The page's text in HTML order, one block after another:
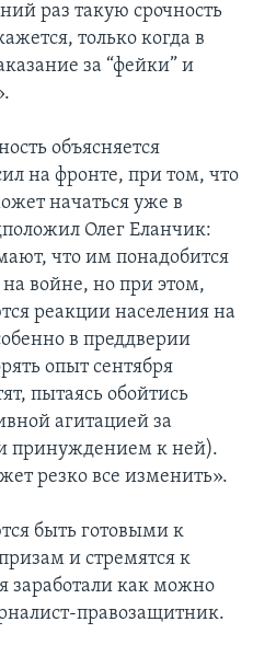
раз такую срочность
только когда в
за “фейки” и
объясняется
на фронте, при том, что
начаться уже в
Олег Еланчик:
что им понадобится
войне, но при этом,
реакции населения на
в преддверии
опыт сентября
пытаясь обойтись
агитацией за
принуждением к ней).
резко все изменить».
быть готовыми к
и стремятся к
заработали как можно
правозащитник.